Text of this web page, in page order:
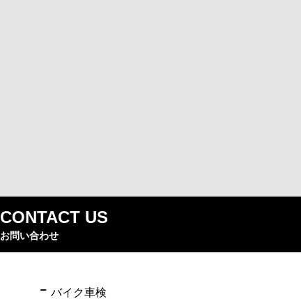
CONTACT US
お問い合わせ
バイク車検